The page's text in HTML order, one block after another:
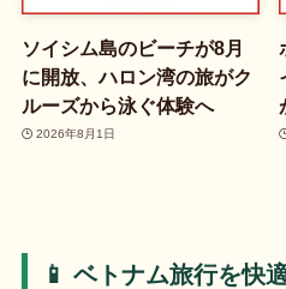
ソイシム島のビーチが8月
に開放、ハロン湾の旅がク
ルーズから泳ぐ体験へ
2026年8月1日
📱 ベトナム旅行を快